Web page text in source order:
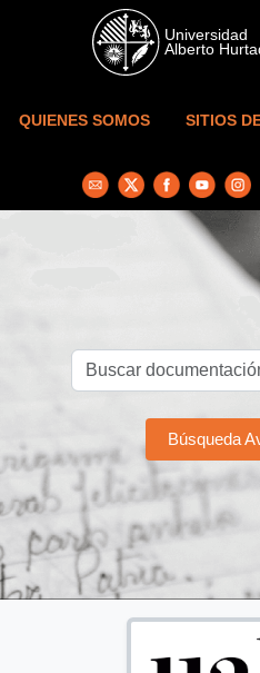
Skip to main content
QUIENES SOMOS SITIOS
Búsqueda